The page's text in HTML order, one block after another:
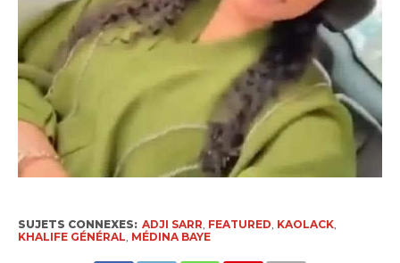
SUJETS CONNEXES: ADJI SARR FEATURED KAOLACK,
KHALIFE GÉNÉRAL MÉDINA BAYE